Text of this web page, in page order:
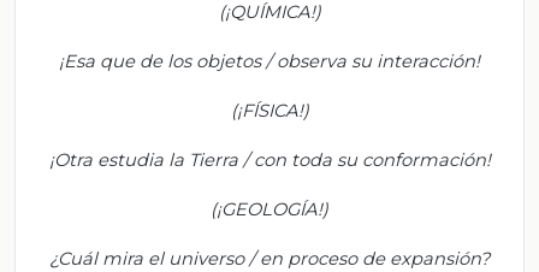
(¡QUÍMICA!)
¡Esa que de los objetos / observa su interacción!
(¡FÍSICA!)
¡Otra estudia la Tierra / con toda su conformación!
(¡GEOLOGÍA!)
¿Cuál mira el universo / en proceso de expansión?